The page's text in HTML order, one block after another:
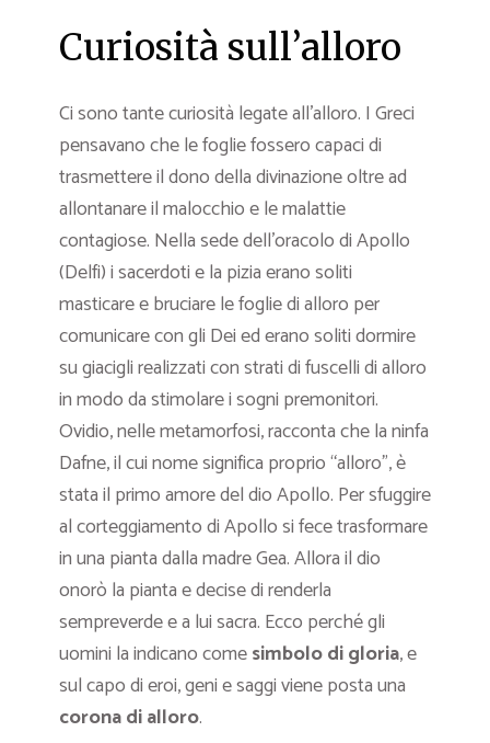
Curiosità sull’alloro
Ci sono tante curiosità legate all’alloro. I Greci
pensavano che le foglie fossero capaci di
trasmettere il dono della divinazione oltre ad
allontanare il malocchio e le malattie
contagiose. Nella sede dell’oracolo di Apollo
(Delfi) i sacerdoti e la pizia erano soliti
masticare e bruciare le foglie di alloro per
comunicare con gli Dei ed erano soliti dormire
su giacigli realizzati con strati di fuscelli di alloro
in modo da stimolare i sogni premonitori.
Ovidio, nelle metamorfosi, racconta che la ninfa
Dafne, il cui nome significa proprio “alloro”, è
stata il primo amore del dio Apollo. Per sfuggire
al corteggiamento di Apollo si fece trasformare
in una pianta dalla madre Gea. Allora il dio
onorò la pianta e decise di renderla
sempreverde e a lui sacra. Ecco perché gli
uomini la indicano comesimbolo di gloria, e
sul capo di eroi, geni e saggi viene posta una
corona di alloro.